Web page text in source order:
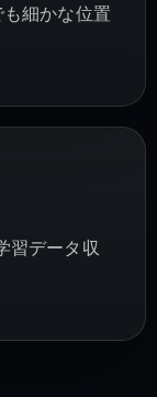
細かな位置
習データ収